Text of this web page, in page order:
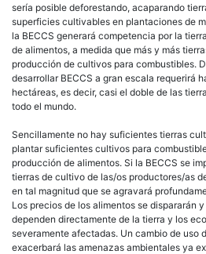
sería posible deforestando, acaparando
superficies cultivables en plantaciones de
la BECCS generará competencia por la
de alimentos, a medida que más y más
producción de cultivos para combustibles.
desarrollar BECCS a gran escala requerirá
hectáreas, es decir, casi el doble de las
todo el mundo.
Sencillamente no hay suficientes tierras
plantar suficientes cultivos para
producción de alimentos. Si la BECCS se
tierras de cultivo de las/os productores/as
en tal magnitud que se agravará
Los precios de los alimentos se dispararán
dependen directamente de la tierra y los
severamente afectadas. Un cambio de uso
exacerbará las amenazas ambientales ya